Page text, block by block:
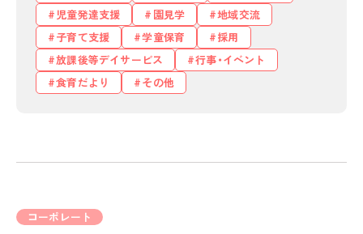
私たちのおもい
OUR PRINCIPLE
学びの芽 PLP
児童発達支援
園見学
地域交流
子育て支援
学童保育
採用
放課後等デイサービス
行事・イベント
食育だより
その他
コーポレート